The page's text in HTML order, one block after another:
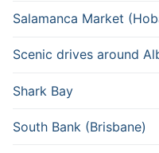
Salamanca Market
Scenic drives around
Shark Bay
South Bank (Brisbane)